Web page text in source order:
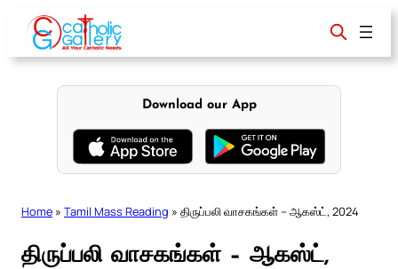
content
Download our App
Home » Tamil Mass Reading » திருப்பலி வாசகங்கள் – ஆகஸ்ட், 2024
திருப்பலி வாசகங்கள் – ஆகஸ்ட்,